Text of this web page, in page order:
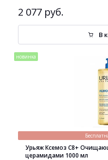
2 077 руб.
В
новинка
Урьяж Ксемоз С8+
церамидами 1000 мл